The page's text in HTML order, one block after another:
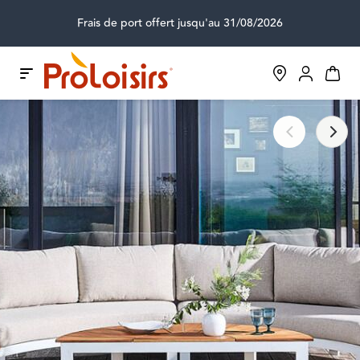
Frais de port offert jusqu'au 31/08/2026